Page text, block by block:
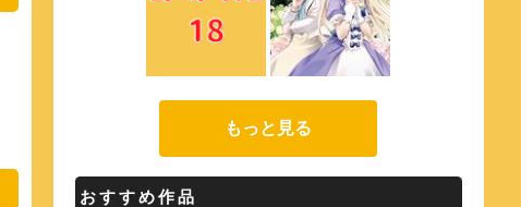
もっと見る
おすすめ作品